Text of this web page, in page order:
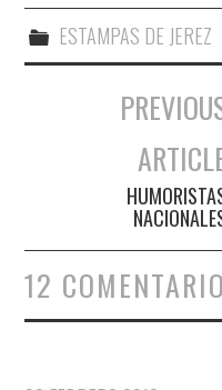
ESTAMPAS DE JEREZ
Navegación de
12